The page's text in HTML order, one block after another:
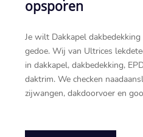
opsporen
Je wilt Dakkapel
gedoe.​ Wij van Ultrices
in dakkapel, dakbedekking,
daktrim.​ We checken
zijwangen, dakdoorvoer en